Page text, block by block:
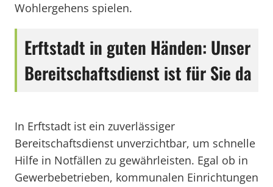
Wohlergehens spielen.
Erftstadt in guten Händen: Unser
Bereitschaftsdienst ist für Sie da
In Erftstadt ist ein zuverlässiger
Bereitschaftsdienst unverzichtbar, um schnelle
Hilfe in Notfällen zu gewährleisten. Egal ob in
Gewerbebetrieben, kommunalen Einrichtungen